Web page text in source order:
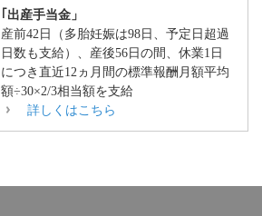
｢出産手当金」
産前42日（多胎妊娠は98日、予定日超過
日数も支給）、産後56日の間、休業1日
につき直近12ヵ月間の標準報酬月額平均
額÷30×2/3相当額を支給
詳しくはこちら